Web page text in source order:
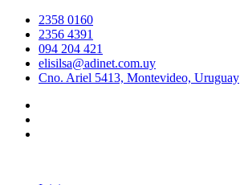
contenido
2358 0160
2356 4391
094 204 421
elisilsa@adinet.com.uy
Cno. Ariel 5413, Montevideo, Uruguay